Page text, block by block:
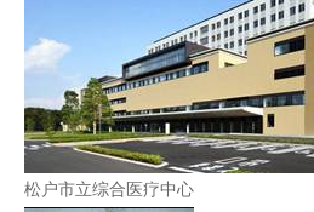
松户市立综合医疗中心